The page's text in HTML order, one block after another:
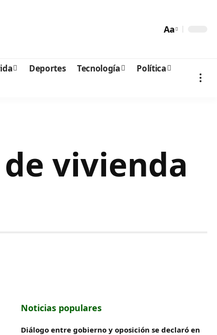
Aa
Deportes Tecnología
Política
vivienda
Noticias populares
Diálogo entre gobierno y oposición se declaró en